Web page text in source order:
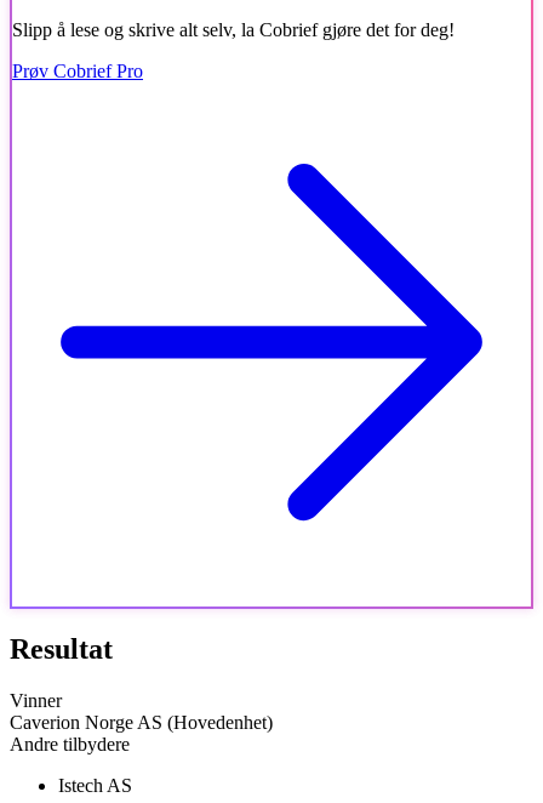
Slipp å lese og skrive alt selv, la Cobrief gjøre det for deg!
Prøv Cobrief Pro
Resultat
Vinner
Caverion Norge AS (Hovedenhet)
Andre tilbydere
Istech AS